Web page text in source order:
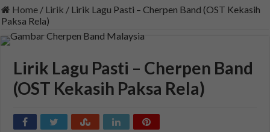
Home / Lirik / Lirik Lagu Pasti – Cherpen Band (OST Kekasih
Paksa Rela)
Lirik Lagu Pasti – Cherpen Band
(OST Kekasih Paksa Rela)